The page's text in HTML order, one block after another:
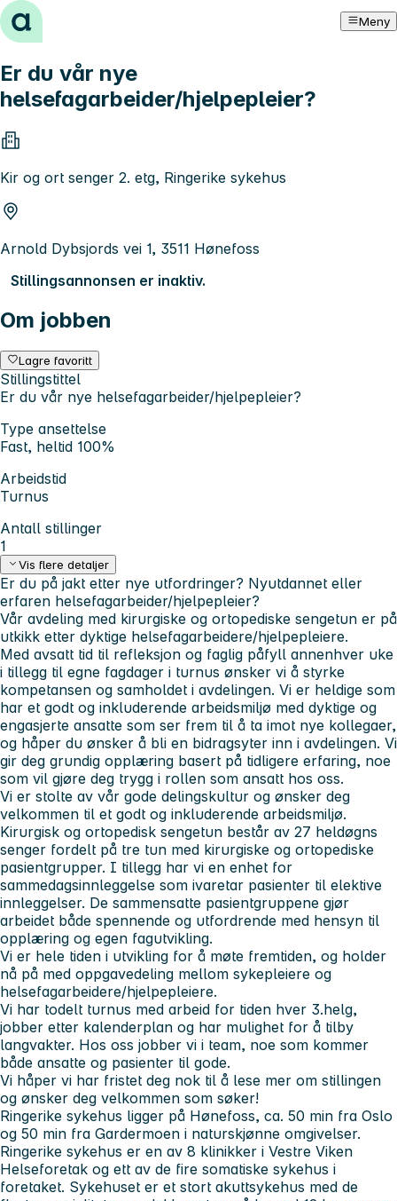
Hopp til innhold Meny
Er du vår nye
helsefagarbeider/hjelpepleier?
Kir og ort senger 2. etg, Ringerike sykehus
Arnold Dybsjords vei 1, 3511 Hønefoss
Stillingsannonsen er inaktiv.
Om jobben
Lagre favoritt
Stillingstittel
Er du vår nye helsefagarbeider/hjelpepleier?
Type ansettelse
Fast, heltid 100%
Arbeidstid
Turnus
Antall stillinger
1
Vis flere detaljer
Er du på jakt etter nye utfordringer? Nyutdannet eller
erfaren helsefagarbeider/hjelpepleier?
Vår avdeling med kirurgiske og ortopediske sengetun er på
utkikk etter dyktige helsefagarbeidere/hjelpepleiere.
Med avsatt tid til refleksjon og faglig påfyll annenhver uke
i tillegg til egne fagdager i turnus ønsker vi å styrke
kompetansen og samholdet i avdelingen. Vi er heldige som
har et godt og inkluderende arbeidsmiljø med dyktige og
engasjerte ansatte som ser frem til å ta imot nye kollegaer,
og håper du ønsker å bli en bidragsyter inn i avdelingen. Vi
gir deg grundig opplæring basert på tidligere erfaring, noe
som vil gjøre deg trygg i rollen som ansatt hos oss.
Vi er stolte av vår gode delingskultur og ønsker deg
velkommen til et godt og inkluderende arbeidsmiljø.
Kirurgisk og ortopedisk sengetun består av 27 heldøgns
senger fordelt på tre tun med kirurgiske og ortopediske
pasientgrupper. I tillegg har vi en enhet for
sammedagsinnleggelse som ivaretar pasienter til elektive
innleggelser. De sammensatte pasientgruppene gjør
arbeidet både spennende og utfordrende med hensyn til
opplæring og egen fagutvikling.
Vi er hele tiden i utvikling for å møte fremtiden, og holder
nå på med oppgavedeling mellom sykepleiere og
helsefagarbeidere/hjelpepleiere.
Vi har todelt turnus med arbeid for tiden hver 3.helg,
jobber etter kalenderplan og har mulighet for å tilby
langvakter. Hos oss jobber vi i team, noe som kommer
både ansatte og pasienter til gode.
Vi håper vi har fristet deg nok til å lese mer om stillingen
og ønsker deg velkommen som søker!
Ringerike sykehus ligger på Hønefoss, ca. 50 min fra Oslo
og 50 min fra Gardermoen i naturskjønne omgivelser.
Ringerike sykehus er en av 8 klinikker i Vestre Viken
Helseforetak og ett av de fire somatiske sykehus i
foretaket. Sykehuset er et stort akuttsykehus med de